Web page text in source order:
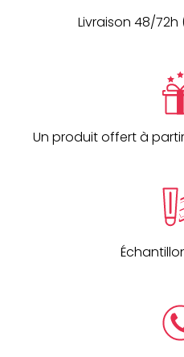
Livraison 48/
Un produit offert à